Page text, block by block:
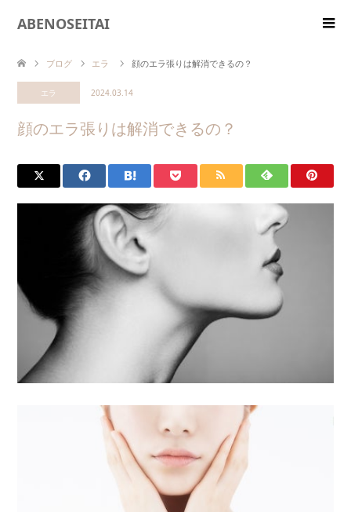
ABENOSEITAI
ブログ エラ 顔のエラ張りは解消できるの？
エラ 2024.03.14
顔のエラ張りは解消できるの？